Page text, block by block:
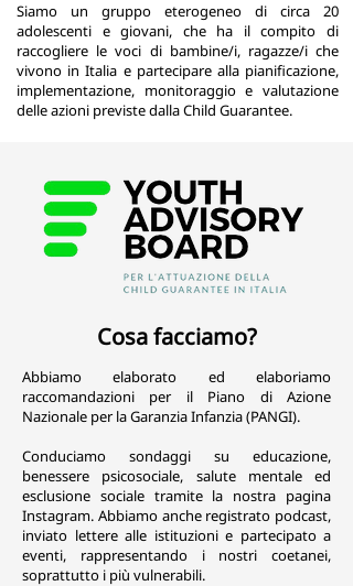
Siamo un gruppo eterogeneo di circa 20
adolescenti e giovani, che ha il compito di
raccogliere le voci di bambine/i, ragazze/i che
vivono in Italia e partecipare alla pianificazione,
implementazione, monitoraggio e valutazione
delle azioni previste dalla Child Guarantee.
Cosa facciamo?
Abbiamo elaborato ed elaboriamo
raccomandazioni per il Piano di Azione
Nazionale per la Garanzia Infanzia (PANGI).
Conduciamo sondaggi su educazione,
benessere psicosociale, salute mentale ed
esclusione sociale tramite la nostra pagina
Instagram. Abbiamo anche registrato podcast,
inviato lettere alle istituzioni e partecipato a
eventi, rappresentando i nostri coetanei,
soprattutto i più vulnerabili.